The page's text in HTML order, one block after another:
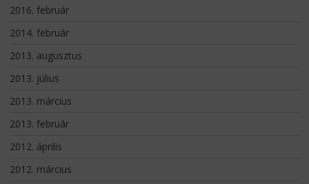
2016. február
2014. február
2013. augusztus
2013. július
2013. március
2013. február
2012. április
2012. március